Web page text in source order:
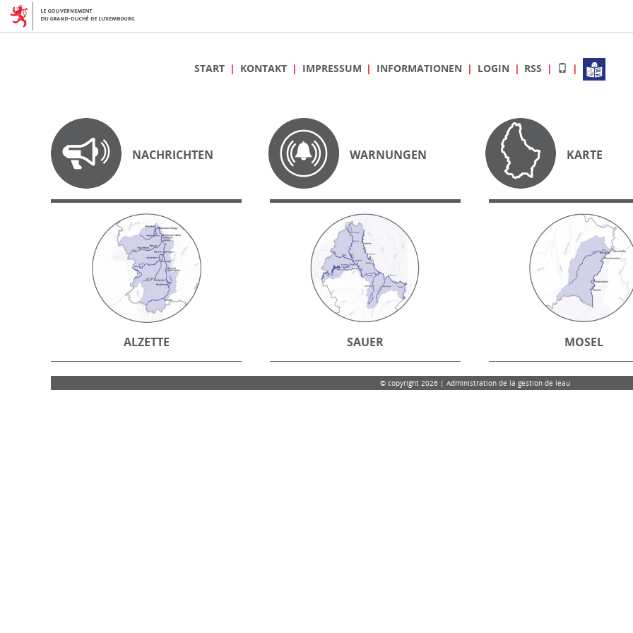
START KONTAKT IMPRESSUM INFORMATIONEN LOGIN RSS
NACHRICHTEN WARNUNGEN KARTE
ALZETTE SAUER MOSEL
© copyright 2026 | Administration de la gestion de leau